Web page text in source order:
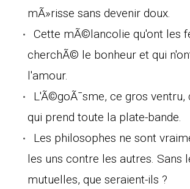
mÃ»risse sans devenir doux.
Cette mÃ©lancolie qu'ont les
cherchÃ© le bonheur et qui
l'amour.
L'Ã©goÃ¯sme, ce gros
qui prend toute la plate-bande.
Les philosophes ne sont
les uns contre les autres. Sans
mutuelles, que seraient-ils ?